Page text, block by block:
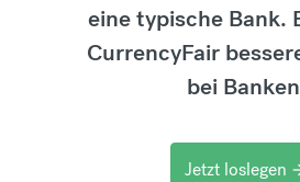
eine typische Bank.
CurrencyFair
bei
Jetzt loslegen